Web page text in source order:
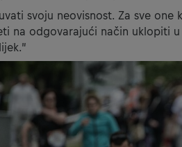
svoju neovisnost. Za sve
na odgovarajući način uklopiti